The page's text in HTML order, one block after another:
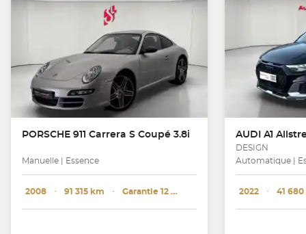
PORSCHE 911 Carrera S Coupé 3.8i
Manuelle | Essence
2008 ･ 91 315 km ･ Garantie 12 mois
AUDI A1
DESIGN
Automatique |
2022 ･ 41